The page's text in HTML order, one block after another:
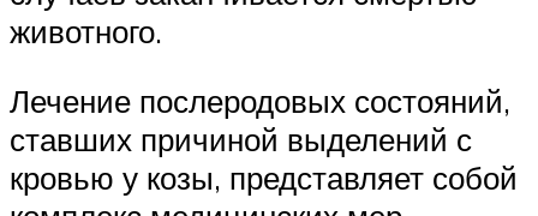
животного.
Лечение послеродовых состояний,
ставших причиной выделений с
кровью у козы, представляет собой